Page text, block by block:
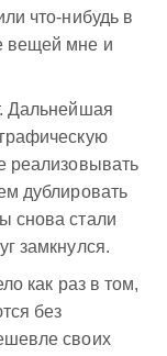
что-нибудь в
вещей мне и
Дальнейшая
реализовывать
дублировать
снова стали
замкнулся.
как раз в том,
без
своих